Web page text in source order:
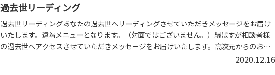
過去世リーディング
過去世リーディングあなたの過去世へリーディングさせていただきメッセージをお届け
いたします。遠隔メニューとなります。（対面ではございません。）縁ぱすが相談者様
の過去世へアクセスさせていただきメッセージをお届けいたします。高次元からのお手
2020.12.16